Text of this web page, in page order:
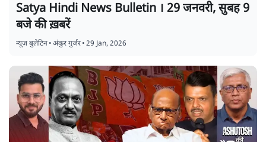
Satya Hindi News Bulletin । 29 जनवरी, सुबह 9
बजे की ख़बरें
न्यूज़ बुलेटिन•अंकुर गुर्जर•29 Jan, 2026